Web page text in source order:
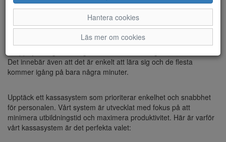
eXcellence Pro Butikär ettkomplett kassasystem och
som har utvecklats med fokus på minimalt antal
Det innebär även att det är enkelt att lära sig och de flesta
kommer igång på bara några minuter.
Upptäck ett kassasystem som prioriterar enkelhet och snabbhet
för personalen. Vårt system är utvecklat med fokus på att
minimera utbildningstid och maximera produktivitet. Här är varför
vårt kassasystem är det perfekta valet:
Hantera cookies
Läs mer om cookies